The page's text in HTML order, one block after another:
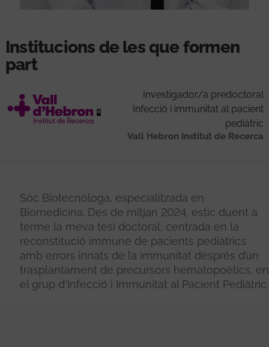
Institucions de les que formen
part
Investigador/a predoctoral
Infecció i immunitat al pacient
pediàtric
Vall Hebron Institut de Recerca
Sóc Biotecnòloga, especialitzada en
Biomedicina. Des de mitjan 2024, estic duent a
terme la meva tesi doctoral, centrada en la
reconstitució immune de pacients pediàtrics
amb errors innats de la immunitat després d’un
trasplantament de precursors hematopoètics, en
el grup d'Infecció i Immunitat al Pacient Pediàtric.